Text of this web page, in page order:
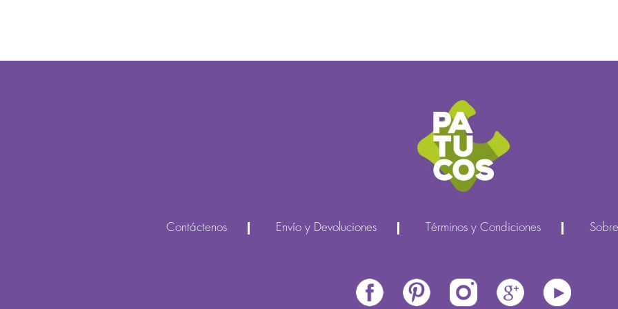
Contáctenos Envío y Devoluciones Términos y Condiciones